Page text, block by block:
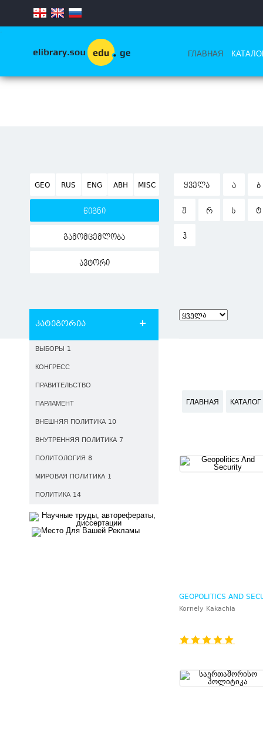
.
ГЛАВНАЯ
GEO RUS ENG ABH MISC
წიგნი
გამომცემლობა
ავტორი
ᲧᲕᲔᲚᲐ Ა Ბ
Ჟ Რ Ს Ტ
Ჰ
კატეგორია
ВЫБОРЫ 1
КОНГРЕСС
ПРАВИТЕЛЬСТВО
ПАРЛАМЕНТ
ВНЕШНЯЯ ПОЛИТИКА 10
ВНУТРЕННЯЯ ПОЛИТИКА 7
ПОЛИТОЛОГИЯ 8
МИРОВАЯ ПОЛИТИКА 1
ПОЛИТИКА 14
ГЛАВНАЯ
GEOPOLITICS AND
Kornely Kakachia